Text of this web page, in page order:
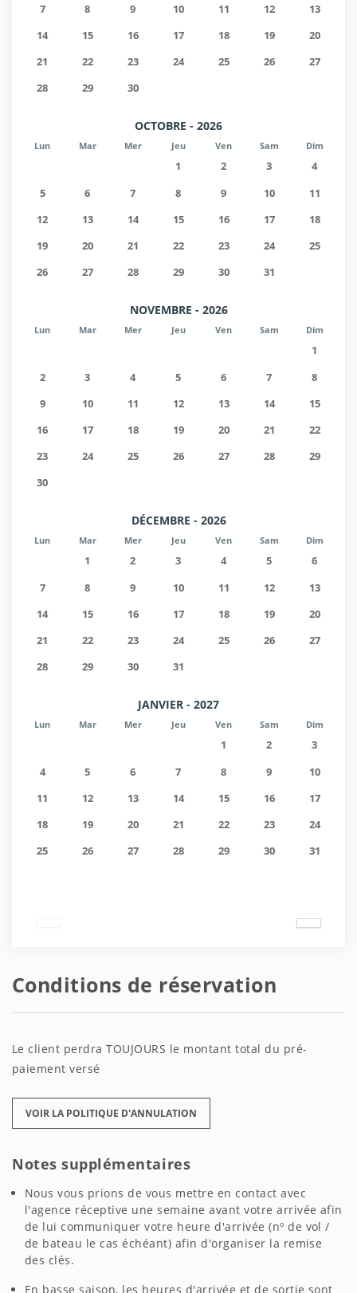
7
8 9 10 11 12
13
14
15 16 17 18 19
20
21
22 23 24 25 26
27
28
29 30
OCTOBRE - 2026
Lun Mar Mer Jeu Ven Sam Dim
1 2 3
4
5
6 7 8 9 10
11
12
13 14 15 16 17
18
19
20 21 22 23 24
25
26
27 28 29 30 31
NOVEMBRE - 2026
Lun Mar Mer Jeu Ven Sam Dim
1
2
3 4 5 6 7
8
9
10 11 12 13 14
15
16
17 18 19 20 21
22
23
24 25 26 27 28
29
30
DÉCEMBRE - 2026
Lun Mar Mer Jeu Ven Sam Dim
1 2 3 4 5
6
7
8 9 10 11 12
13
14
15 16 17 18 19
20
21
22 23 24 25 26
27
28
29 30 31
JANVIER - 2027
Lun Mar Mer Jeu Ven Sam Dim
1 2
3
4
5 6 7 8 9
10
11
12 13 14 15 16
17
18
19 20 21 22 23
24
25
26 27 28 29 30 31
Conditions de réservation
Le client perdra TOUJOURS le montant total du pré-
paiement versé
VOIR LA POLITIQUE D'ANNULATION
Notes supplémentaires
Nous vous prions de vous mettre en contact avec
l'agence réceptive une semaine avant votre arrivée afin
de lui communiquer votre heure d'arrivée (nº de vol /
de bateau le cas échéant) afin d'organiser la remise
des clés.
En basse saison, les heures d'arrivée et de sortie sont